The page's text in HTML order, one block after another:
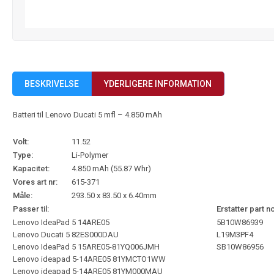
BESKRIVELSE YDERLIGERE INFORMATION
Batteri til Lenovo Ducati 5 mfl – 4.850 mAh
Volt:
11.52
Type:
Li-Polymer
Kapacitet:
4.850 mAh (55.87 Whr)
Vores art nr:
615-371
Måle:
293.50 x 83.50 x 6.40mm
Passer til:
Erstatter part
Lenovo IdeaPad 5 14ARE05
Lenovo Ducati 5 82ES000DAU
Lenovo IdeaPad 5 15ARE05-81YQ006JMH
Lenovo ideapad 5-14ARE05 81YMCTO1WW
Lenovo ideapad 5-14ARE05 81YM000MAU
5B10W86939
L19M3PF4
SB10W86956